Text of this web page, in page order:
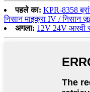
पहले का: KPR-8358
निसान माइक्रा IV / निसान
अगला: 12V 24V आरवी